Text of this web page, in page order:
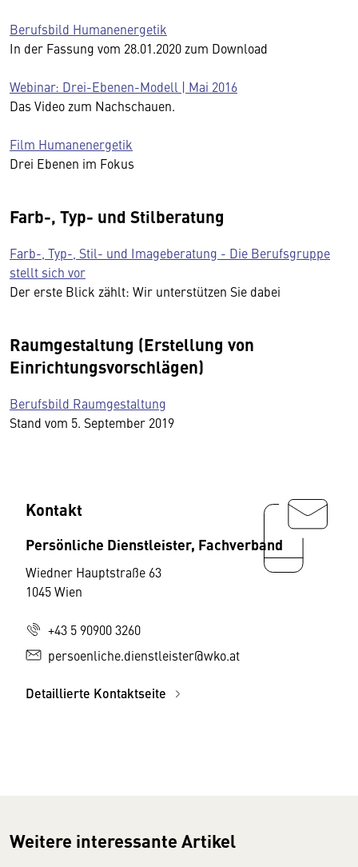
Berufsbild Humanenergetik
In der Fassung vom 28.01.2020 zum Download
Webinar: Drei-Ebenen-Modell | Mai 2016
Das Video zum Nachschauen.
Film Humanenergetik
Drei Ebenen im Fokus
Farb-, Typ- und Stilberatung
Farb-, Typ-, Stil- und Imageberatung - Die Berufsgruppe
stellt sich vor
Der erste Blick zählt: Wir unterstützen Sie dabei
Raumgestaltung (Erstellung von
Einrichtungsvorschlägen)
Berufsbild Raumgestaltung
Stand vom 5. September 2019
Kontakt
Persönliche Dienstleister, Fachverband
Wiedner Hauptstraße 63
1045 Wien
+43 5 90900 3260
persoenliche.dienstleister@wko.at
Detaillierte Kontaktseite
Weitere interessante Artikel